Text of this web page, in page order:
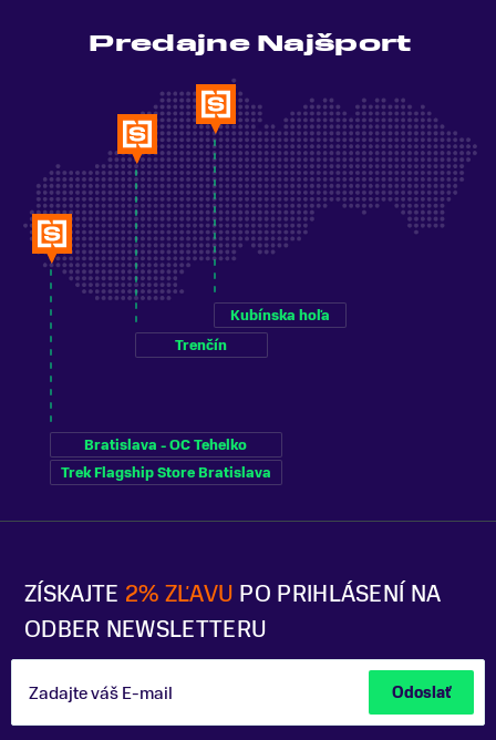
ZÍSKAJTE 2% ZĽAVU PO PRIHLÁSENÍ NA
ODBER NEWSLETTERU
Zadajte váš E-mail Odoslať
Predajne Najšport
Bratislava - OC Tehelko
Trek Flagship Store Bratislava
Trenčín
Kubínska hoľa